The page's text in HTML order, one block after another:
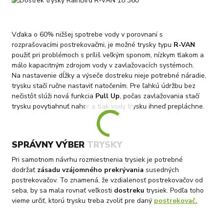
Vďaka o 60% nižšej spotrebe vody v porovnaní s
rozprašovacími postrekovačmi, je možné trysky typu R-VAN
použiť pri problémoch s príliš veľkým sponom, nízkym tlakom a
málo kapacitným zdrojom vody v zavlažovacích systémoch.
Na nastavenie dĺžky a výseče dostreku nieje potrebné náradie,
trysku stačí ručne nastaviť natočením. Pre ľahkú údržbu bez
nečistôt slúži nová funkcia Pull Up, počas zavlažovania stačí
trysku povytiahnuť nahor a tlak vody trysku ihneď prepláchne.
SPRÁVNY VÝBER TRYSKY
Pri samotnom návrhu rozmiestnenia trysiek je potrebné
dodržať zásadu vzájomného prekrývania susedných
postrekovačov. To znamená, že vzdialenosť postrekovačov od
seba, by sa mala rovnať veľkosti dostreku trysiek. Podľa toho
vieme určiť, ktorú trysku treba zvoliť pre daný postrekovač.